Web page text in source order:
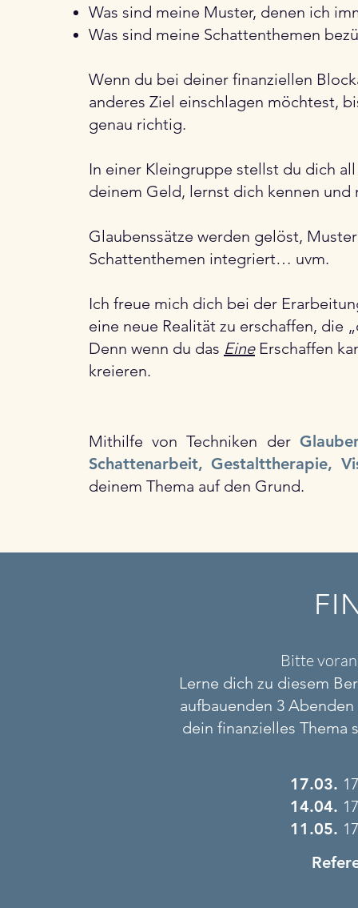
Was sind meine Muster, denen ich
Was sind meine Schattenthemen
Wenn du bei deiner finanziellen
anderes Ziel einschlagen möchtest,
genau richtig.
In einer Kleingruppe stellst du dich
deinem Geld, lernst dich kennen und
Glaubenssätze werden gelöst,
Schattenthemen integriert… uvm.
Ich freue mich dich bei der
eine neue Realität zu erschaffen, die
Denn wenn du das EineErschaffen
kreieren.
Mithilfe von Techniken der
Schattenarbeit, Gestalttherapie,
deinem Thema auf den Grund.
Bitte
Lerne dich zu diesem
aufbauenden 3
dein finanzielles Thema
17.03. 1
14.04. 1
11.05. 1